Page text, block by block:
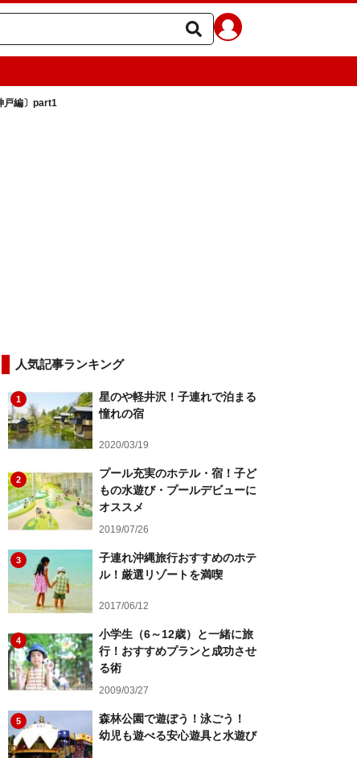
戸編〕part1
人気記事ランキング
1
星のや軽井沢！子連れで泊まる
憧れの宿
2020/03/19
2
プール充実のホテル・宿！子ど
もの水遊び・プールデビューに
オススメ
2019/07/26
3
子連れ沖縄旅行おすすめのホテ
ル！厳選リゾートを満喫
2017/06/12
4
小学生（6～12歳）と一緒に旅
行！おすすめプランと成功させ
る術
2009/03/27
5
森林公園で遊ぼう！泳ごう！
幼児も遊べる安心遊具と水遊び